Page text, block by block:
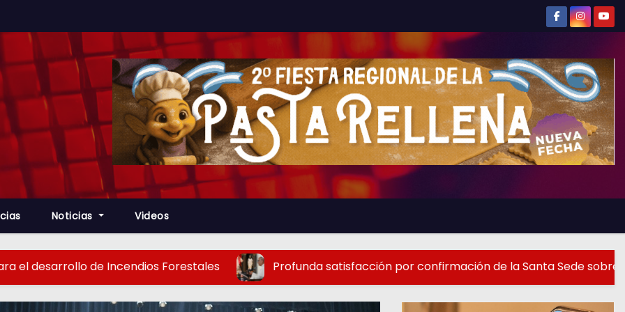
Noticias Videos
Incendios Forestales Profunda satisfacción por confirmación de la Santa Sede sobre visita a Córdoba